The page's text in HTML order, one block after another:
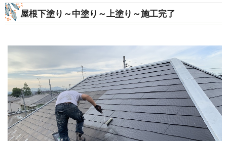
屋根下塗り～中塗り～上塗り～施工完了